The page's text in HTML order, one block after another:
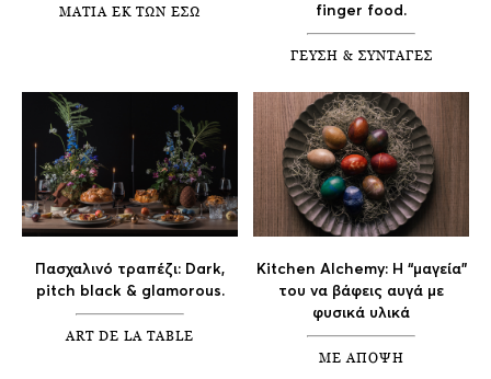
ΜΑΤΙΑ ΕΚ ΤΩΝ ΕΣΩ
finger food.
ΓΕΥΣΗ & ΣΥΝΤΑΓΕΣ
Πασχαλινό τραπέζι: Dark,
pitch black & glamorous.
ART DE LA TABLE
Kitchen Alchemy: Η “μαγεία”
του να βάφεις αυγά με
φυσικά υλικά
ΜΕ ΑΠΟΨΗ